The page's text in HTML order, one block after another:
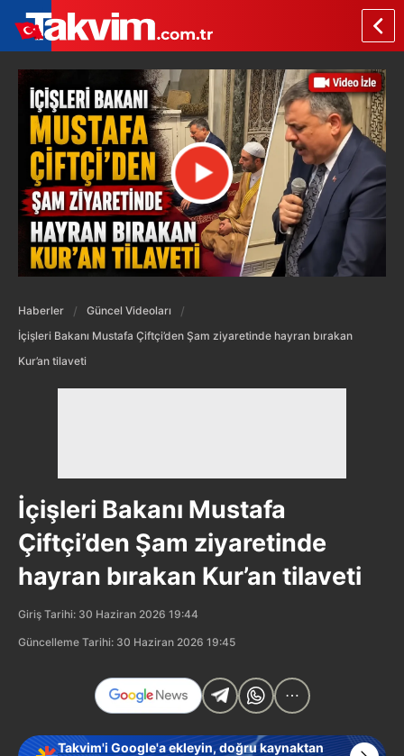
Haberler
Güncel Videoları
İçişleri Bakanı Mustafa Çiftçi’den Şam ziyaretinde hayran bırakan
Kur’an tilaveti
İçişleri Bakanı Mustafa
Çiftçi’den Şam ziyaretinde
hayran bırakan Kur’an tilaveti
Giriş Tarihi: 30 Haziran 2026 19:44
Güncelleme Tarihi: 30 Haziran 2026 19:45
Takvim'i Google'a ekleyin, doğru kaynaktan